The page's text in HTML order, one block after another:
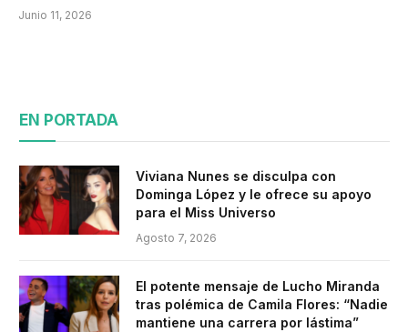
Junio 11, 2026
EN PORTADA
Viviana Nunes se disculpa con
Dominga López y le ofrece su apoyo
para el Miss Universo
Agosto 7, 2026
El potente mensaje de Lucho Miranda
tras polémica de Camila Flores: “Nadie
mantiene una carrera por lástima”